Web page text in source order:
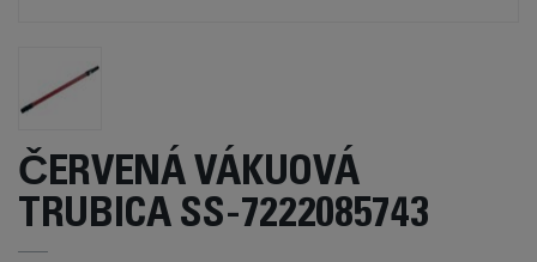
ČERVENÁ VÁKUOVÁ
TRUBICA SS-7222085743